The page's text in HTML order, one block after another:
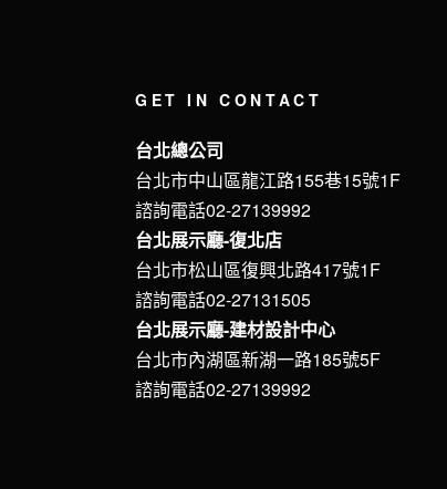
GET IN CONTACT
台北總公司
台北市中山區龍江路155巷15號1F
諮詢電話02-27139992
台北展示廳-復北店
台北市松山區復興北路417號1F
諮詢電話02-27131505
台北展示廳-建材設計中心
台北市內湖區新湖一路185號5F
諮詢電話02-27139992